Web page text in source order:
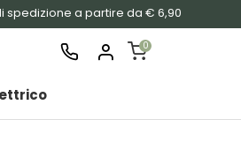
spedizione a partire da € 6,90
0
CART